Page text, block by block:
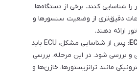
شناسایی کنند. برخی از دستگاه‌ها
دقیق‌تری از وضعیت سنسورها و
ارائه دهند.
: پس از شناسایی مشکل، ECU باید
و بررسی شود. در این مرحله، بررسی
مانند ترانزیستورها، خازن‌ها و